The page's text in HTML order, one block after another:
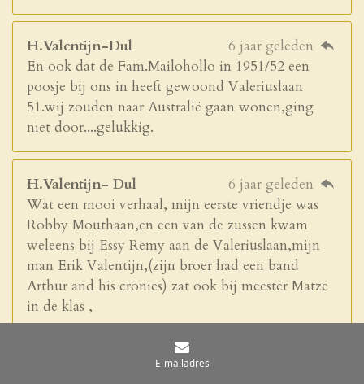
H.Valentijn-Dul
6 jaar geleden
En ook dat de Fam.Mailohollo in 1951/52 een
poosje bij ons in heeft gewoond Valeriuslaan
51.wij zouden naar Australië gaan wonen,ging
niet door....gelukkig.
H.Valentijn- Dul
6 jaar geleden
Wat een mooi verhaal, mijn eerste vriendje was
Robby Mouthaan,en een van de zussen kwam
weleens bij Essy Remy aan de Valeriuslaan,mijn
man Erik Valentijn,(zijn broer had een band
Arthur and his cronies) zat ook bij meester Matze
in de klas ,
E-mailadres